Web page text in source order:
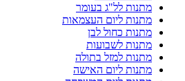
מתנות לל"ג בעומר
מתנות ליום העצמאות
מתנות כחול לבן
מתנות לשבועות
מתנות למזל בתולה
מתנות ליום האישה